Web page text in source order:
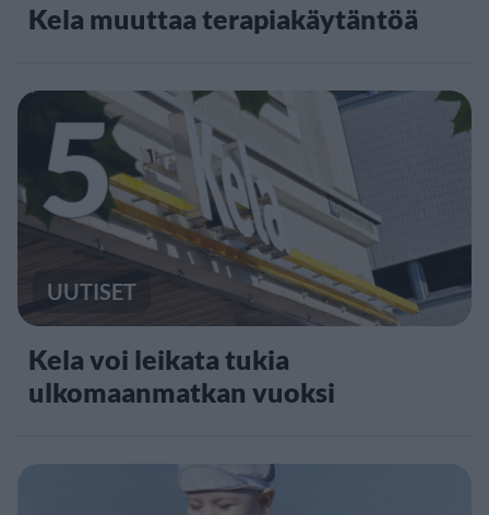
Kela muuttaa terapiakäytäntöä
5
UUTISET
Kela voi leikata tukia
ulkomaanmatkan vuoksi